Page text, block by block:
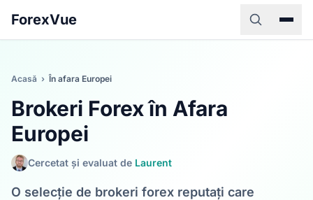
ForexVue
Acasă › În afara Europei
Brokeri Forex în Afara
Europei
Cercetat și evaluat de Laurent
O selecție de brokeri forex reputați care